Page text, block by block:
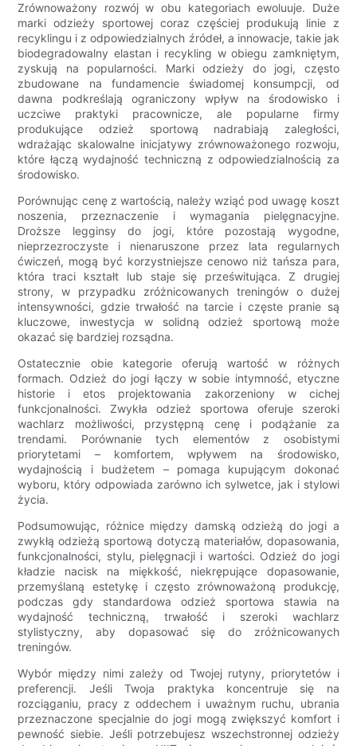
Zrównoważony rozwój w obu kategoriach ewoluuje. Duże
marki odzieży sportowej coraz częściej produkują linie z
recyklingu i z odpowiedzialnych źródeł, a innowacje, takie jak
biodegradowalny elastan i recykling w obiegu zamkniętym,
zyskują na popularności. Marki odzieży do jogi, często
zbudowane na fundamencie świadomej konsumpcji, od
dawna podkreślają ograniczony wpływ na środowisko i
uczciwe praktyki pracownicze, ale popularne firmy
produkujące odzież sportową nadrabiają zaległości,
wdrażając skalowalne inicjatywy zrównoważonego rozwoju,
które łączą wydajność techniczną z odpowiedzialnością za
środowisko.
Porównując cenę z wartością, należy wziąć pod uwagę koszt
noszenia, przeznaczenie i wymagania pielęgnacyjne.
Droższe legginsy do jogi, które pozostają wygodne,
nieprzezroczyste i nienaruszone przez lata regularnych
ćwiczeń, mogą być korzystniejsze cenowo niż tańsza para,
która traci kształt lub staje się prześwitująca. Z drugiej
strony, w przypadku zróżnicowanych treningów o dużej
intensywności, gdzie trwałość na tarcie i częste pranie są
kluczowe, inwestycja w solidną odzież sportową może
okazać się bardziej rozsądna.
Ostatecznie obie kategorie oferują wartość w różnych
formach. Odzież do jogi łączy w sobie intymność, etyczne
historie i etos projektowania zakorzeniony w cichej
funkcjonalności. Zwykła odzież sportowa oferuje szeroki
wachlarz możliwości, przystępną cenę i podążanie za
trendami. Porównanie tych elementów z osobistymi
priorytetami – komfortem, wpływem na środowisko,
wydajnością i budżetem – pomaga kupującym dokonać
wyboru, który odpowiada zarówno ich sylwetce, jak i stylowi
życia.
Podsumowując, różnice między damską odzieżą do jogi a
zwykłą odzieżą sportową dotyczą materiałów, dopasowania,
funkcjonalności, stylu, pielęgnacji i wartości. Odzież do jogi
kładzie nacisk na miękkość, niekrępujące dopasowanie,
przemyślaną estetykę i często zrównoważoną produkcję,
podczas gdy standardowa odzież sportowa stawia na
wydajność techniczną, trwałość i szeroki wachlarz
stylistyczny, aby dopasować się do zróżnicowanych
treningów.
Wybór między nimi zależy od Twojej rutyny, priorytetów i
preferencji. Jeśli Twoja praktyka koncentruje się na
rozciąganiu, pracy z oddechem i uważnym ruchu, ubrania
przeznaczone specjalnie do jogi mogą zwiększyć komfort i
pewność siebie. Jeśli potrzebujesz wszechstronnej odzieży